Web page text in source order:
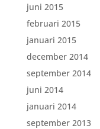
juni 2015
februari 2015
januari 2015
december 2014
september 2014
juni 2014
januari 2014
september 2013